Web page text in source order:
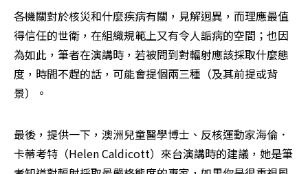
各機關對於核災和什麼疾病有關，見解迥異，而理應最值
得信任的世衛，在組織規範上又有令人詬病的空間；也因
為如此，筆者在演講時，若被問到對輻射應該採取什麼態
度，時間不趕的話，可能會提個兩三種（及其前提或背
景）。
最後，提供一下，澳洲兒童醫學博士、反核運動家海倫．
卡蒂考特（Helen Caldicott）來台演講時的建議，她是筆